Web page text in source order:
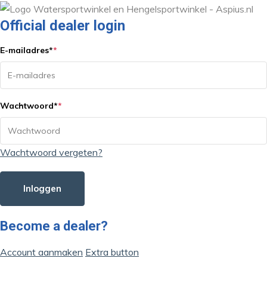
Official dealer login
E-mailadres**
Wachtwoord**
Wachtwoord vergeten?
Inloggen
Become a dealer?
Account aanmaken Extra button